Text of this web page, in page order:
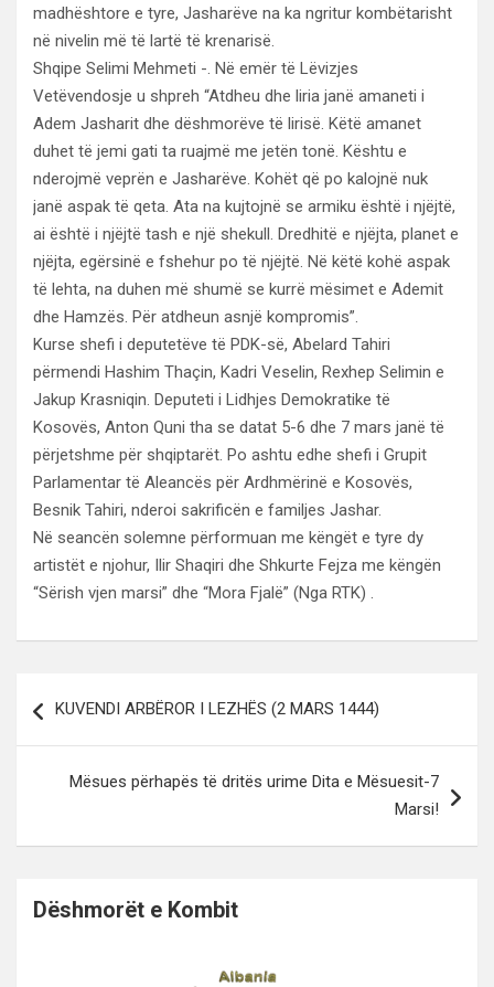
madhështore e tyre, Jasharëve na ka ngritur kombëtarisht
në nivelin më të lartë të krenarisë.
Shqipe Selimi Mehmeti -. Në emër të Lëvizjes
Vetëvendosje u shpreh “Atdheu dhe liria janë amaneti i
Adem Jasharit dhe dëshmorëve të lirisë. Këtë amanet
duhet të jemi gati ta ruajmë me jetën tonë. Kështu e
nderojmë veprën e Jasharëve. Kohët që po kalojnë nuk
janë aspak të qeta. Ata na kujtojnë se armiku është i njëjtë,
ai është i njëjtë tash e një shekull. Dredhitë e njëjta, planet e
njëjta, egërsinë e fshehur po të njëjtë. Në këtë kohë aspak
të lehta, na duhen më shumë se kurrë mësimet e Ademit
dhe Hamzës. Për atdheun asnjë kompromis”.
Kurse shefi i deputetëve të PDK-së, Abelard Tahiri
përmendi Hashim Thaçin, Kadri Veselin, Rexhep Selimin e
Jakup Krasniqin. Deputeti i Lidhjes Demokratike të
Kosovës, Anton Quni tha se datat 5-6 dhe 7 mars janë të
përjetshme për shqiptarët. Po ashtu edhe shefi i Grupit
Parlamentar të Aleancës për Ardhmërinë e Kosovës,
Besnik Tahiri, nderoi sakrificën e familjes Jashar.
Në seancën solemne përformuan me këngët e tyre dy
artistët e njohur, Ilir Shaqiri dhe Shkurte Fejza me këngën
“Sërish vjen marsi” dhe “Mora Fjalë” (Nga RTK) .
te
KUVENDI ARBËROR I LEZHËS (2 MARS 1444)
Mësues përhapës të dritës urime Dita e Mësuesit-7
Marsi!
Dëshmorët e Kombit